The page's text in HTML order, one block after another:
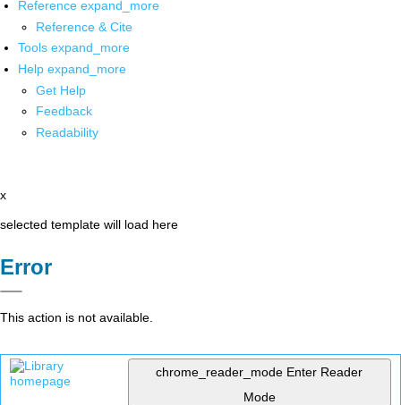
Reference expand_more
Reference & Cite
Tools expand_more
Help expand_more
Get Help
Feedback
Readability
x
selected template will load here
Error
This action is not available.
chrome_reader_mode Enter Reader
Mode